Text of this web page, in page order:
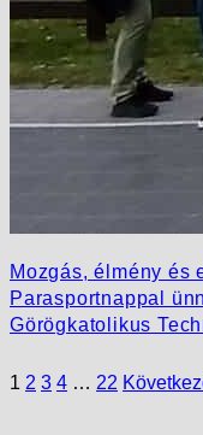
Mozgás, élmény és
Parasportnappal
Görögkatolikus
1 2 3 4 … 22